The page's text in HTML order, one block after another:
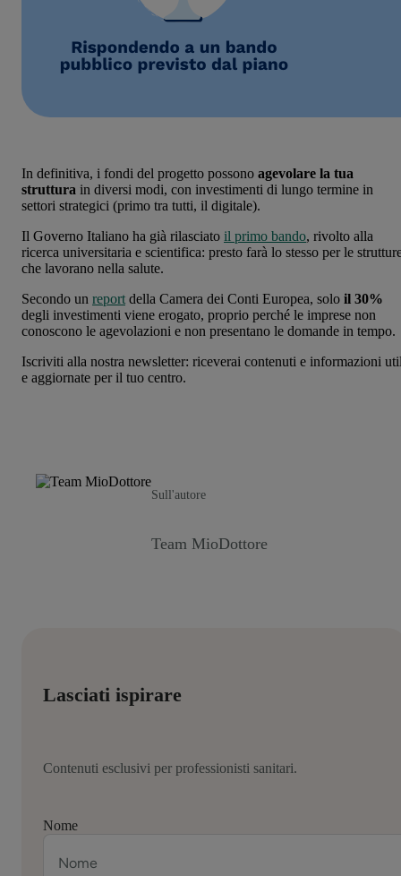
In definitiva, i fondi del progetto possono agevolare la tua
struttura in diversi modi, con investimenti di lungo termine in
settori strategici (primo tra tutti, il digitale).
Il Governo Italiano ha già rilasciato il primo bando, rivolto alla
ricerca universitaria e scientifica: presto farà lo stesso per le
che lavorano nella salute.
Secondo un report della Camera dei Conti Europea, solo il 30%
degli investimenti viene erogato, proprio perché le imprese non
conoscono le agevolazioni e non presentano le domande in tempo.
Iscriviti alla nostra newsletter: riceverai contenuti e informazioni
e aggiornate per il tuo centro.
Sull'autore
Team MioDottore
Lasciati ispirare
Contenuti esclusivi per professionisti sanitari.
Nome